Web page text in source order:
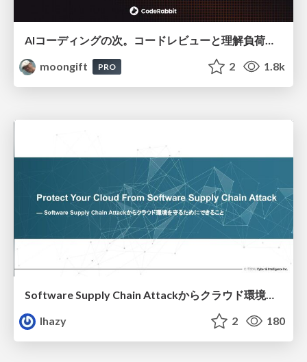
moongift
PRO 2 1.8k
Software Supply Chain Attackからクラウド環境を守るためにできること
lhazy
2 180